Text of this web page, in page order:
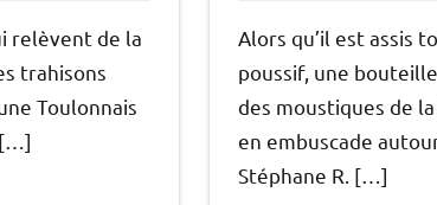
relèvent de la
trahisons
Toulonnais
[…]
Alors qu’il est assis
poussif, une
des moustiques de
en embuscade
Stéphane R. […]